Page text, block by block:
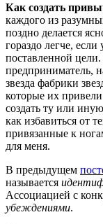
Как создать
каждого из
поздно делается
гораздо легче, если
поставленной
предприниматель,
звезда фабрики
которые их
создать ту или
как избавиться от
привязанные к
для меня.
В предыдущем
называется
Ассоциацией с
убеждениями.